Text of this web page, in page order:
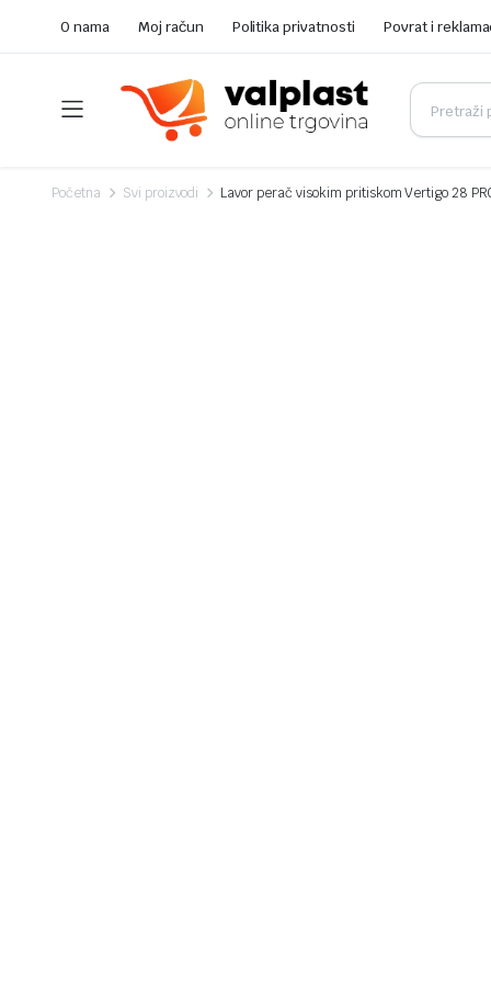
O nama Moj račun Politika privatnosti Povrat i
Početna Svi proizvodi Lavor perač visokim pritiskom Vertigo 28